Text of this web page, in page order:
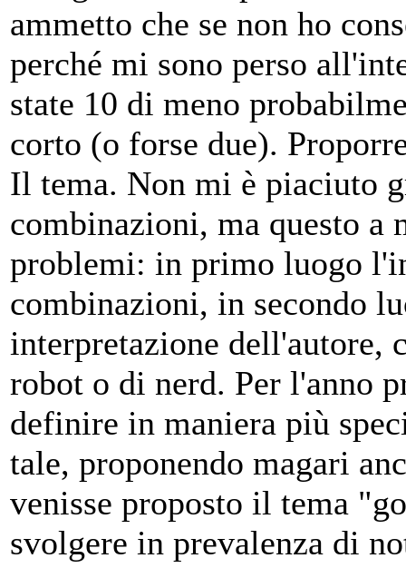
ammetto che se non ho
perché mi sono perso
state 10 di meno
corto (o forse due).
Il tema. Non mi è piaciuto
combinazioni, ma questo a
problemi: in primo luogo
combinazioni, in secondo
interpretazione dell'autore,
robot o di nerd. Per l'anno
definire in maniera più
tale, proponendo magari
venisse proposto il tema
svolgere in prevalenza di